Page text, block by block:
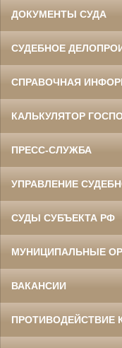
ДОКУМЕНТЫ СУДА
СУДЕБНОЕ
СПРАВОЧНАЯ
КАЛЬКУЛЯТОР
ПРЕСС-СЛУЖБА
УПРАВЛЕНИЕ
СУДЫ СУБЪЕКТА РФ
МУНИЦИПАЛЬНЫЕ
ВАКАНСИИ
ПРОТИВОДЕЙСТВИЕ